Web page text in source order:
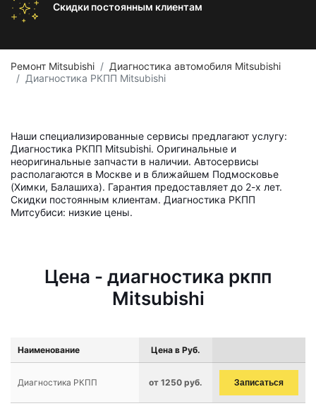
Скидки постоянным клиентам
Ремонт Mitsubishi
Диагностика автомобиля Mitsubishi
Диагностика РКПП Mitsubishi
Наши специализированные сервисы предлагают услугу:
Диагностика РКПП Mitsubishi. Оригинальные и
неоригинальные запчасти в наличии. Автосервисы
располагаются в Москве и в ближайшем Подмосковье
(Химки, Балашиха). Гарантия предоставляет до 2-х лет.
Скидки постоянным клиентам. Диагностика РКПП
Митсубиси: низкие цены.
Цена - диагностика ркпп
Mitsubishi
Наименование Цена в Руб.
Диагностика РКПП от 1250 руб. Записаться